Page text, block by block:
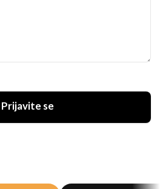
Prijavite se